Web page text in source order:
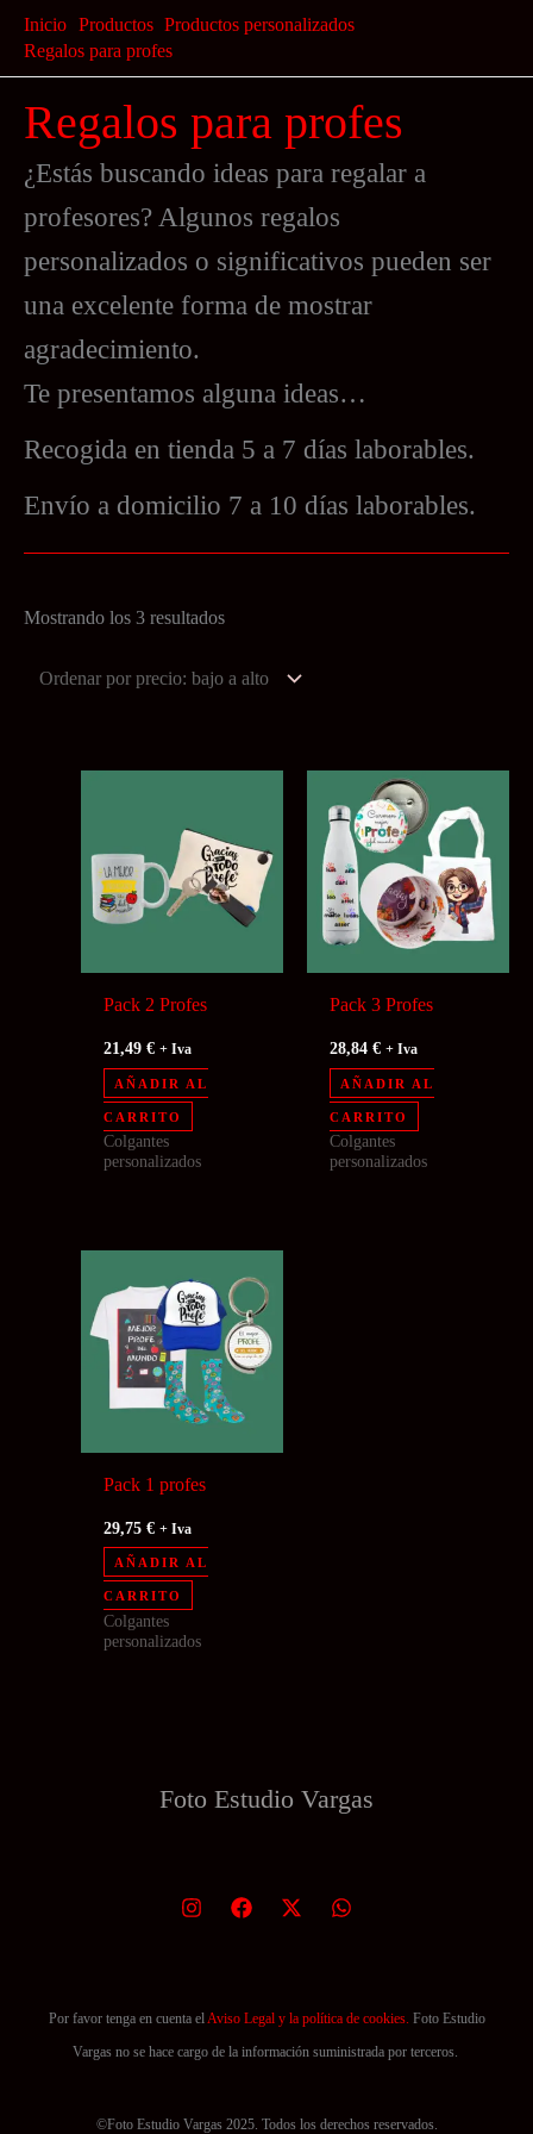
contenido
Inicio Productos Productos personalizados
Regalos para profes
Regalos para profes
¿Estás buscando ideas para regalar a
profesores? Algunos regalos
personalizados o significativos pueden ser
una excelente forma de mostrar
agradecimiento.
Te presentamos alguna ideas…
Recogida en tienda 5 a 7 días laborables.
Envío a domicilio 7 a 10 días laborables.
Mostrando los 3 resultadosOrdenado
precio:
Pack 2 Profes
21,49€ + Iva
AÑADIR AL
CARRITO
Colgantes
personalizados
Pack 3 Profes
28,84€ + Iva
AÑADIR AL
CARRITO
Colgantes
personalizados
Pack 1 profes
29,75€ + Iva
AÑADIR AL
CARRITO
Colgantes
personalizados
Foto Estudio Vargas
Por favor tenga en cuenta elAviso Legal y la política de cookies. Foto Estudio
Vargas no se hace cargo de la información suministrada por terceros.
©Foto Estudio Vargas 2025. Todos los derechos reservados.